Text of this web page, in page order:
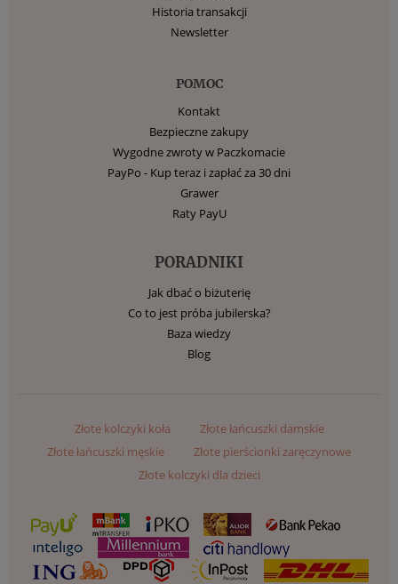
Historia transakcji
Newsletter
POMOC
Kontakt
Bezpieczne zakupy
Wygodne zwroty w Paczkomacie
PayPo - Kup teraz i zapłać za 30 dni
Grawer
Raty PayU
PORADNIKI
Jak dbać o biżuterię
Co to jest próba jubilerska?
Baza wiedzy
Blog
Złote kolczyki koła
Złote łańcuszki damskie
Złote łańcuszki męskie
Złote pierścionki zaręczynowe
Złote kolczyki dla dzieci